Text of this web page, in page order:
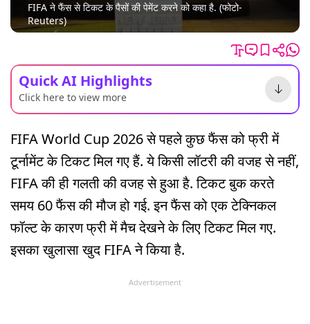
FIFA ने फैंस से टिकट के पैसों की पेमेंट करने को कहा है. (फोटो-
Reuters)
Quick AI Highlights
Click here to view more
FIFA World Cup 2026 से पहले कुछ फैंस को फ्री में
टूर्नामेंट के टिकट मिल गए हैं. ये किसी लॉटरी की वजह से नहीं,
FIFA की ही गलती की वजह से हुआ है. टिकट बुक करते
समय 60 फैंस की मौज हो गई. इन फैंस को एक टेक्निकल
फॉल्ट के कारण फ्री में मैच देखने के लिए टिकट मिल गए.
इसका खुलासा खुद FIFA ने किया है.
Advertisement